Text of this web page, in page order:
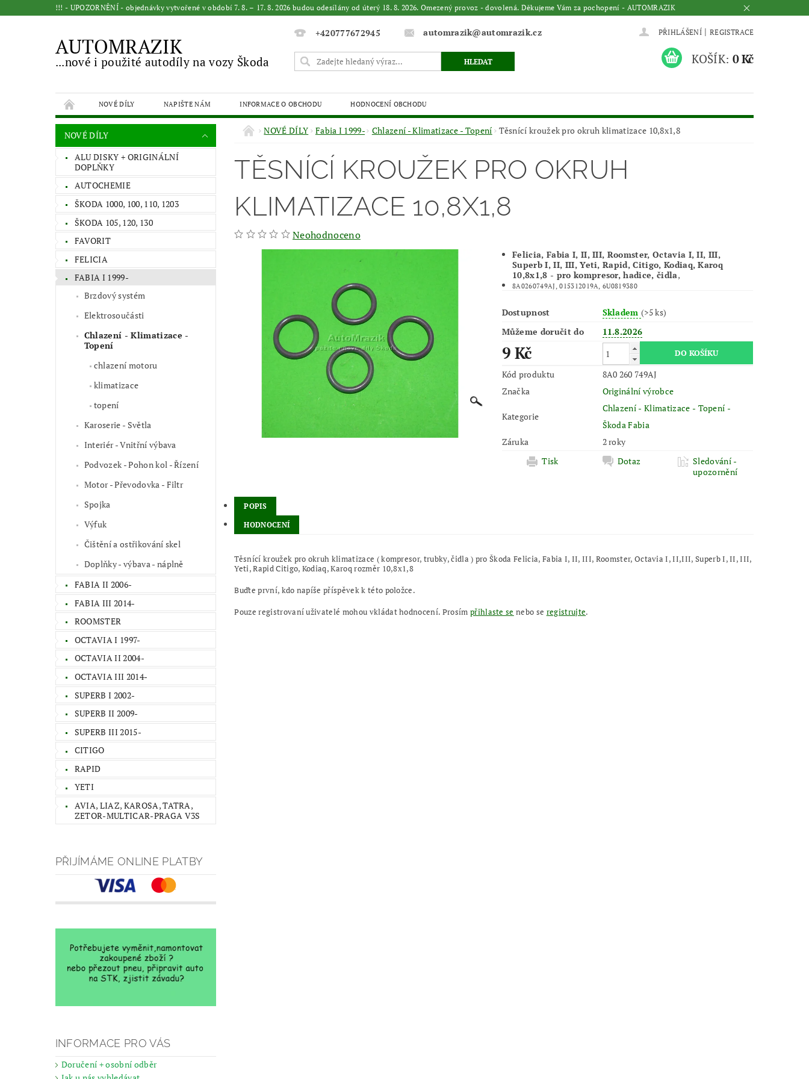
!!! - UPOZORNĚNÍ - objednávky vytvořené v období 7. 8. – 17. 8. 2026 budou odesílány od úterý 18. 8. 2026. Omezený provoz - dovolená. Děkujeme Vám za pochopení - AUTOMRAZIK
AUTOMRAZIK
...nové i použité autodíly na vozy Škoda
+420777672945 automrazik@automrazik.cz PŘIHLÁŠENÍ | REGISTRACE
KOŠÍK: 0 Kč
NOVÉ DÍLY NAPIŠTE NÁM INFORMACE O OBCHODU HODNOCENÍ OBCHODU
NOVÉ DÍLY
ALU DISKY + ORIGINÁLNÍ
DOPLŇKY
AUTOCHEMIE
ŠKODA 1000, 100, 110, 1203
ŠKODA 105, 120, 130
FAVORIT
FELICIA
FABIA I 1999-
Brzdový systém
Elektrosoučásti
Chlazení - Klimatizace -
Topení
chlazení motoru
klimatizace
topení
Karoserie - Světla
Interiér - Vnitřní výbava
Podvozek - Pohon kol - Řízení
Motor - Převodovka - Filtr
Spojka
Výfuk
Čištění a ostřikování skel
Doplňky - výbava - náplně
FABIA II 2006-
FABIA III 2014-
ROOMSTER
OCTAVIA I 1997-
OCTAVIA II 2004-
OCTAVIA III 2014-
SUPERB I 2002-
SUPERB II 2009-
SUPERB III 2015-
CITIGO
RAPID
YETI
AVIA, LIAZ, KAROSA, TATRA,
ZETOR-MULTICAR-PRAGA V3S
PŘIJÍMÁME ONLINE PLATBY
INFORMACE PRO VÁS
Doručení + osobní odběr
NOVÉ DÍLY Fabia I 1999- Chlazení - Klimatizace - Topení Těsnící kroužek pro okruh klimatizace 10,8x1,8
TĚSNÍCÍ KROUŽEK PRO OKRUH
KLIMATIZACE 10,8X1,8
Neohodnoceno
Felicia, Fabia I, II, III, Roomster, Octavia I, II, III,
Superb I, II, III, Yeti, Rapid, Citigo, Kodiaq, Karoq
10,8x1,8 - pro kompresor, hadice, čidla,
8A0260749AJ, 015312019A, 6U0819380
Dostupnost Skladem(>5 ks)
Můžeme doručit do
11.8.2026
9 Kč
Kód produktu
8A0 260 749AJ
Značka
Originální výrobce
Kategorie
Chlazení - Klimatizace - Topení -
Škoda Fabia
Záruka
2 roky
Tisk
Dotaz
Sledování -
upozornění
POPIS
HODNOCENÍ
Těsnící kroužek pro okruh klimatizace ( kompresor, trubky, čidla ) pro Škoda Felicia, Fabia I, II, III, Roomster, Octavia I, II,III, Superb I, II, III,
Yeti, Rapid Citigo, Kodiaq, Karoq rozměr 10,8x1,8
Buďte první, kdo napíše příspěvek k této položce.
Pouze registrovaní uživatelé mohou vkládat hodnocení. Prosím přihlaste se nebo se registrujte.